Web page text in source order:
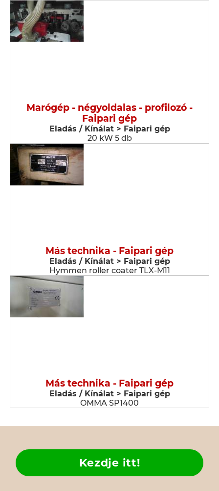
Marógép - négyoldalas - profilozó -
Faipari gép
Eladás / Kínálat > Faipari gép
20 kW 5 db
Más technika - Faipari gép
Eladás / Kínálat > Faipari gép
Hymmen roller coater TLX-M11
Más technika - Faipari gép
Eladás / Kínálat > Faipari gép
OMMA SP1400
Kezdje itt!